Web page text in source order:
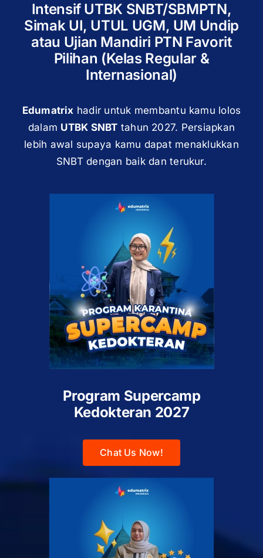
Intensif UTBK SNBT/SBMPTN,
Simak UI, UTUL UGM, UM Undip
atau Ujian Mandiri PTN Favorit
Pilihan (Kelas Regular &
Internasional)
Edumatrix hadir untuk membantu kamu lolos
dalam UTBK SNBT tahun 2027. Persiapkan
lebih awal supaya kamu dapat menaklukkan
SNBT dengan baik dan terukur.
Program Supercamp
Kedokteran 2027
Chat Us Now!